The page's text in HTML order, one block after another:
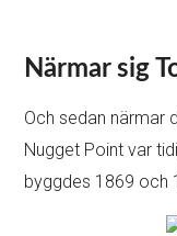
Närmar sig
Och sedan närmar
Nugget Point var
byggdes 1869 och